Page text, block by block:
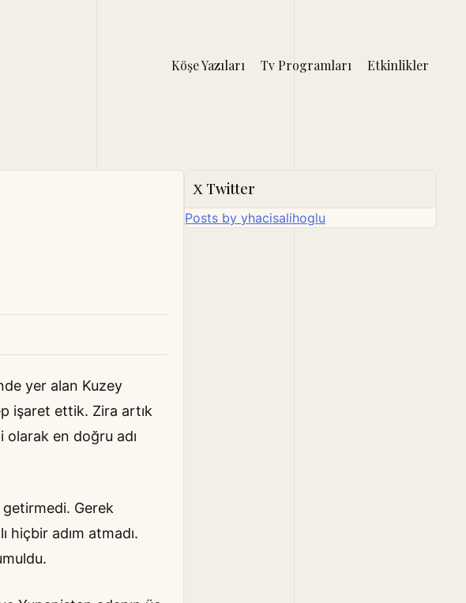
Köşe Yazıları Tv Programları Etkinlikler
yer alan Kuzey
işaret ettik. Zira artık
olarak en doğru adı
getirmedi. Gerek
hiçbir adım atmadı.
Twitter
Posts by yhacisalihoglu